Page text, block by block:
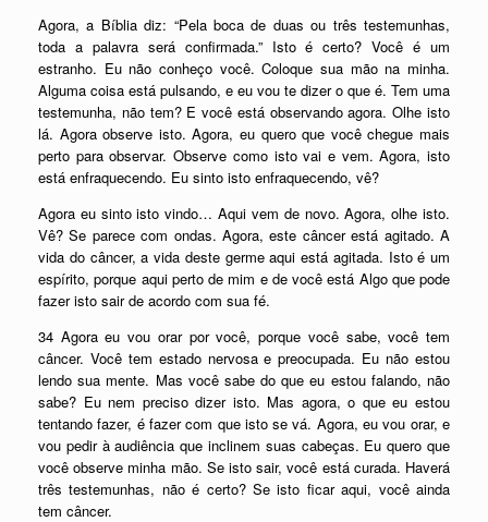
Agora, a Bíblia diz: “Pela boca de duas ou três testemunhas,
toda a palavra será confirmada.” Isto é certo? Você é um
estranho. Eu não conheço você. Coloque sua mão na minha.
Alguma coisa está pulsando, e eu vou te dizer o que é. Tem uma
testemunha, não tem? E você está observando agora. Olhe isto
lá. Agora observe isto. Agora, eu quero que você chegue mais
perto para observar. Observe como isto vai e vem. Agora, isto
está enfraquecendo. Eu sinto isto enfraquecendo, vê?
Agora eu sinto isto vindo… Aqui vem de novo. Agora, olhe isto.
Vê? Se parece com ondas. Agora, este câncer está agitado. A
vida do câncer, a vida deste germe aqui está agitada. Isto é um
espírito, porque aqui perto de mim e de você está Algo que pode
fazer isto sair de acordo com sua fé.
34 Agora eu vou orar por você, porque você sabe, você tem
câncer. Você tem estado nervosa e preocupada. Eu não estou
lendo sua mente. Mas você sabe do que eu estou falando, não
sabe? Eu nem preciso dizer isto. Mas agora, o que eu estou
tentando fazer, é fazer com que isto se vá. Agora, eu vou orar, e
vou pedir à audiência que inclinem suas cabeças. Eu quero que
você observe minha mão. Se isto sair, você está curada. Haverá
três testemunhas, não é certo? Se isto ficar aqui, você ainda
tem câncer.